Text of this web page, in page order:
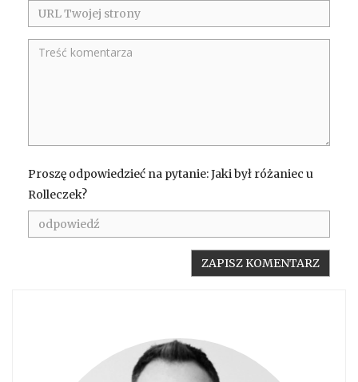
Proszę odpowiedzieć na pytanie: Jaki był różaniec u
Rolleczek?